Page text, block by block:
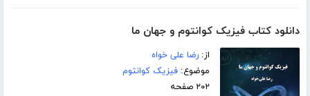
دانلود کتاب فیزیک کوانتوم و جهان ما
از:رضا علی خواه
موضوع:فیزیک کوانتوم
۲۰۲ صفحه